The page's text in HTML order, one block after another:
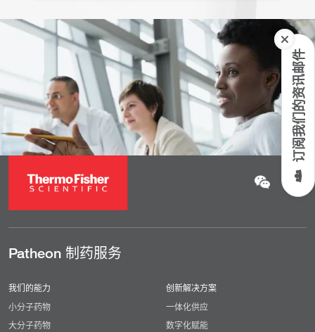
订阅我们的资讯邮件
Patheon 制药服务
我们的能力
小分子药物
大分子药物
创新解决方案
一体化供应
数字化赋能